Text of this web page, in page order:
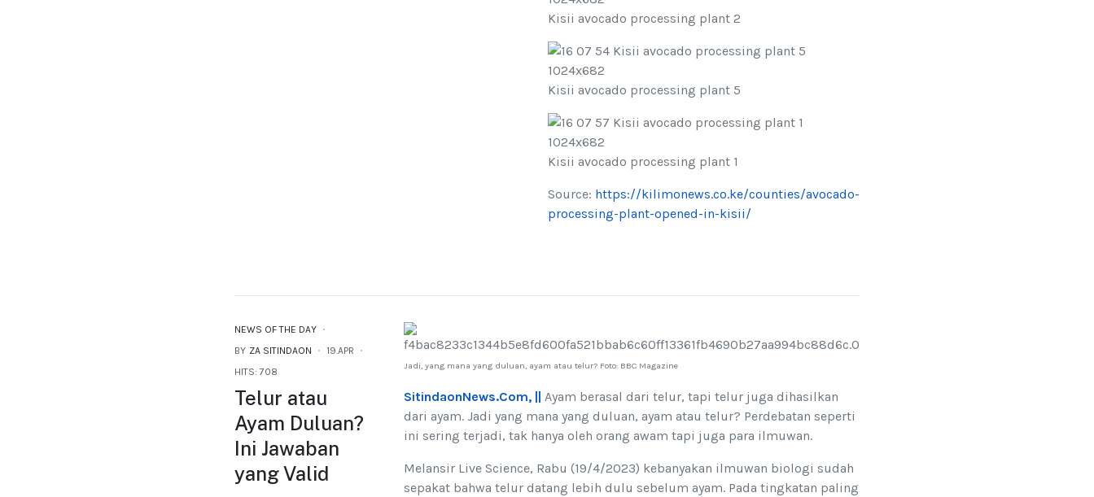
Kisii avocado processing plant 2
Kisii avocado processing plant 5
Kisii avocado processing plant 1
Source: https://kilimonews.co.ke/counties/avocado-
processing-plant-opened-in-kisii/
NEWS OF THE DAY
BY ZA SITINDAON
19.APR
HITS: 708
Telur atau
Ayam Duluan?
Ini Jawaban
yang Valid
Jadi, yang mana yang duluan, ayam atau telur? Foto: BBC Magazine
SitindaonNews.Com, || Ayam berasal dari telur, tapi telur juga dihasilkan
dari ayam. Jadi yang mana yang duluan, ayam atau telur? Perdebatan seperti
ini sering terjadi, tak hanya oleh orang awam tapi juga para ilmuwan.
Melansir Live Science, Rabu (19/4/2023) kebanyakan ilmuwan biologi sudah
sepakat bahwa telur datang lebih dulu sebelum ayam. Pada tingkatan paling